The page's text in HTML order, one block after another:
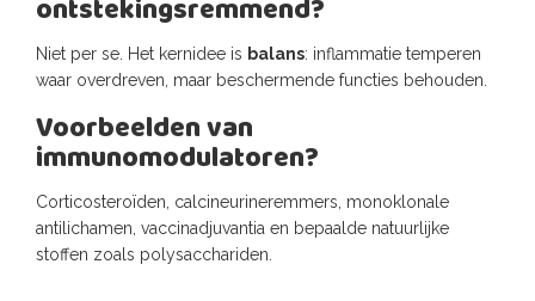
ontstekingsremmend?
Niet per se. Het kernidee is balans: inflammatie temperen
waar overdreven, maar beschermende functies behouden.
Voorbeelden van
immunomodulatoren?
Corticosteroïden, calcineurineremmers, monoklonale
antilichamen, vaccinadjuvantia en bepaalde natuurlijke
stoffen zoals polysacchariden.